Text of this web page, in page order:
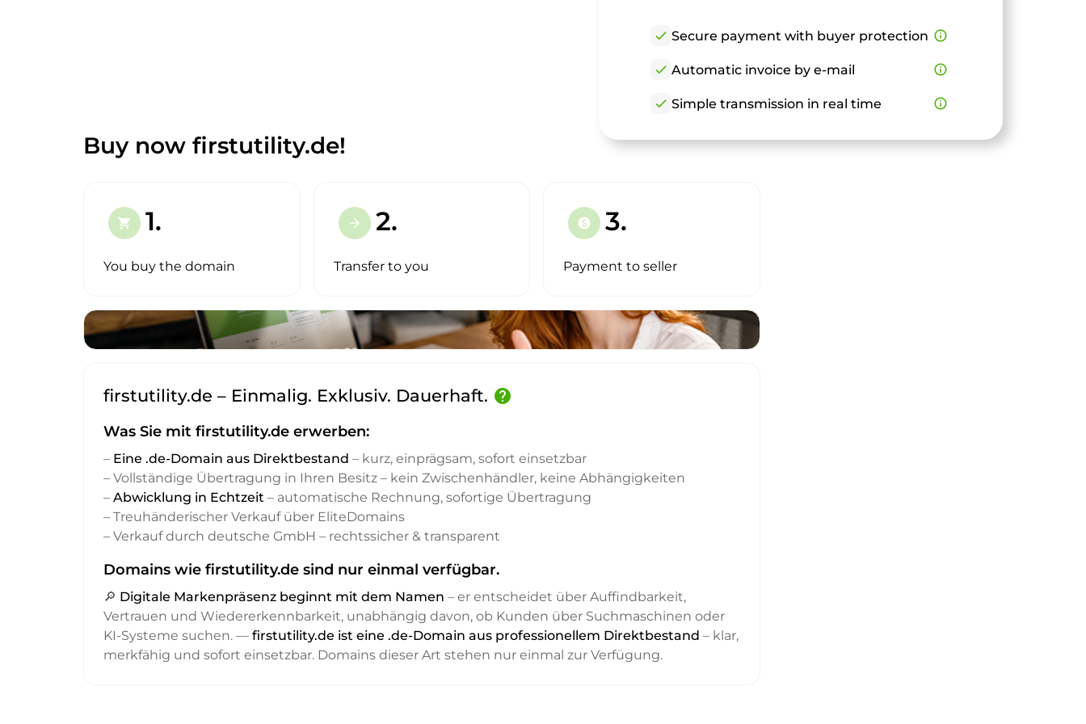
check Secure payment with buyer protection info_outline
check Automatic invoice by e-mail info_outline
check Simple transmission in real time info_outline
Buy now firstutility.de!
shopping_cart 1.
You buy the domain
arrow_forward 2.
Transfer to you
paid 3.
Payment to seller
firstutility.de – Einmalig. Exklusiv. Dauerhaft. help
Was Sie mit firstutility.de erwerben:
– Eine .de-Domain aus Direktbestand – kurz, einprägsam, sofort einsetzbar
– Vollständige Übertragung in Ihren Besitz – kein Zwischenhändler, keine Abhängigkeiten
– Abwicklung in Echtzeit – automatische Rechnung, sofortige Übertragung
– Treuhänderischer Verkauf über EliteDomains
– Verkauf durch deutsche GmbH – rechtssicher & transparent
Domains wie firstutility.de sind nur einmal verfügbar.
🔎 Digitale Markenpräsenz beginnt mit dem Namen – er entscheidet über Auffindbarkeit,
Vertrauen und Wiedererkennbarkeit, unabhängig davon, ob Kunden über Suchmaschinen oder
KI-Systeme suchen. — firstutility.de ist eine .de-Domain aus professionellem Direktbestand – klar,
merkfähig und sofort einsetzbar. Domains dieser Art stehen nur einmal zur Verfügung.